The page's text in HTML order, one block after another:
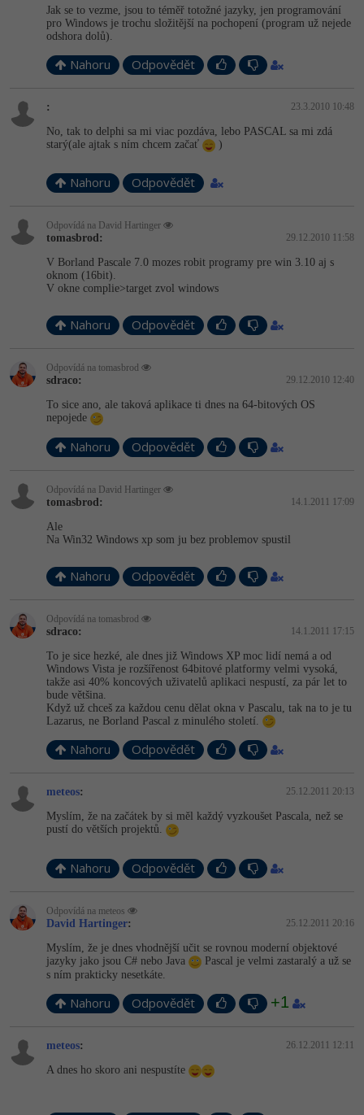
UX
Business
Copywriting -30%
MS Office -80%
Windows
Linux
Sítě
Kybernetická bezpečnost
Elektronický podpis
Adobe InDesign -25%
Adobe After Effects
Inkscape
Fotografování -80%
Ostatní
Fórum
Jak se to vezme, jsou to téměř totožné jazyky, jen programování
pro Windows je trochu složitější na pochopení (program už nejede
odshora dolů).
Nahoru Odpovědět
: 23.3.2010 10:48
No, tak to delphi sa mi viac pozdáva, lebo PASCAL sa mi zdá
starý(ale ajtak s ním chcem začať
)
Nahoru Odpovědět
Odpovídá na David Hartinger
tomasbrod: 29.12.2010 11:58
V Borland Pascale 7.0 mozes robit programy pre win 3.10 aj s
oknom (16bit).
V okne complie>target zvol windows
Nahoru Odpovědět
Odpovídá na tomasbrod
sdraco: 29.12.2010 12:40
To sice ano, ale taková aplikace ti dnes na 64-bitových OS
nepojede
Nahoru Odpovědět
Odpovídá na David Hartinger
tomasbrod: 14.1.2011 17:09
Ale
Na Win32 Windows xp som ju bez problemov spustil
Nahoru Odpovědět
Odpovídá na tomasbrod
sdraco: 14.1.2011 17:15
To je sice hezké, ale dnes již Windows XP moc lidí nemá a od
Windows Vista je rozšířenost 64bitové platformy velmi vysoká,
takže asi 40% koncových uživatelů aplikaci nespustí, za pár let to
bude většina.
Když už chceš za každou cenu dělat okna v Pascalu, tak na to je tu
Lazarus, ne Borland Pascal z minulého století.
Nahoru Odpovědět
meteos: 25.12.2011 20:13
Myslím, že na začátek by si měl každý vyzkoušet Pascala, než se
pustí do větších projektů.
Nahoru Odpovědět
Odpovídá na meteos
David Hartinger: 25.12.2011 20:16
Myslím, že je dnes vhodnější učit se rovnou moderní objektové
jazyky jako jsou C# nebo Java
Pascal je velmi zastaralý a už se
s ním prakticky nesetkáte.
Nahoru Odpovědět +1
meteos: 26.12.2011 12:11
A dnes ho skoro ani nespustíte